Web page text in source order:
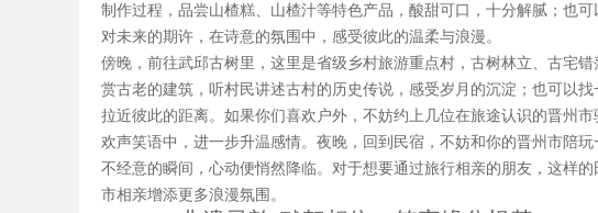
制作过程，品尝山楂糕、山楂汁等特色产品，酸甜可口，十分解腻；也
对未来的期许，在诗意的氛围中，感受彼此的温柔与浪漫。
傍晚，前往武邱古树里，这里是省级乡村旅游重点村，古树林立、古宅
赏古老的建筑，听村民讲述古村的历史传说，感受岁月的沉淀；也可以
拉近彼此的距离。如果你们喜欢户外，不妨约上几位在旅途认识的晋州
欢声笑语中，进一步升温感情。夜晚，回到民宿，不妨和你的晋州市陪
不经意的瞬间，心动便悄然降临。对于想要通过旅行相亲的朋友，这样
市相亲增添更多浪漫氛围。